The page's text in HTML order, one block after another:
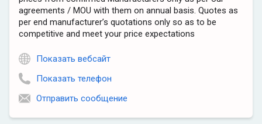
agreements / MOU with them on annual basis. Quotes as
per end manufacturer’s quotations only so as to be
competitive and meet your price expectations
Показать вебсайт
Показать телефон
Отправить сообщение